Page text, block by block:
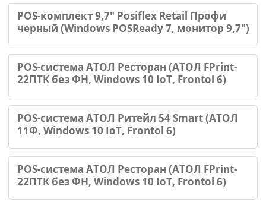
POS-комплект 9,7" Posiflex Retail Профи
черный (Windows POSReady 7, монитор 9,7")
POS-система АТОЛ Ресторан (АТОЛ FPrint-
22ПТК без ФН, Windows 10 IoT, Frontol 6)
POS-система АТОЛ Ритейл 54 Smart (АТОЛ
11Ф, Windows 10 IoT, Frontol 6)
POS-система АТОЛ Ресторан (АТОЛ FPrint-
22ПТК без ФН, Windows 10 IoT, Frontol 6)